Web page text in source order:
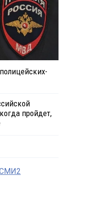
пройдет,
СМИ2